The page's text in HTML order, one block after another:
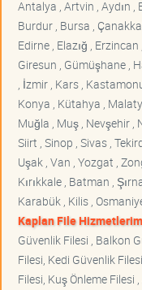
Antalya , Artvin , Aydın ,
Burdur , Bursa ,
Edirne , Elazığ ,
Giresun , Gümüşhane ,
, İzmir , Kars ,
Konya , Kütahya ,
Muğla , Muş , Nevşehir ,
Siirt , Sinop , Sivas ,
Uşak , Van , Yozgat ,
Kırıkkale , Batman ,
Karabük , Kilis ,
Kaplan File
Güvenlik Filesi , Balkon
Filesi, Kedi Güvenlik
Filesi, Kuş Önleme Filesi